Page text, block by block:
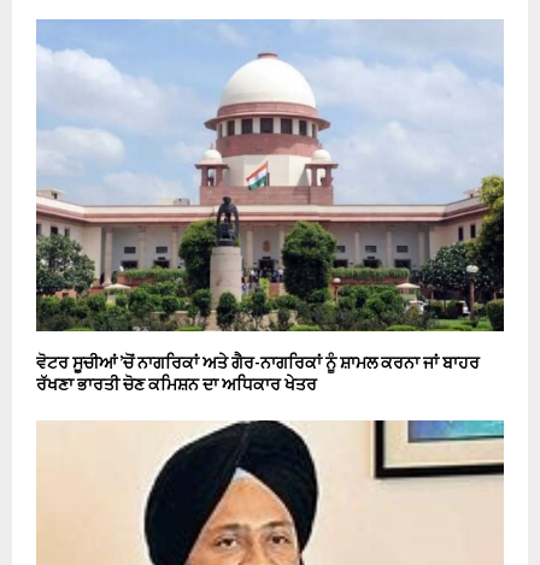
ਵੋਟਰ ਸੂਚੀਆਂ ’ਚੋਂ ਨਾਗਰਿਕਾਂ ਅਤੇ ਗੈਰ-ਨਾਗਰਿਕਾਂ ਨੂੰ ਸ਼ਾਮਲ ਕਰਨਾ ਜਾਂ ਬਾਹਰ
ਰੱਖਣਾ ਭਾਰਤੀ ਚੋਣ ਕਮਿਸ਼ਨ ਦਾ ਅਧਿਕਾਰ ਖੇਤਰ